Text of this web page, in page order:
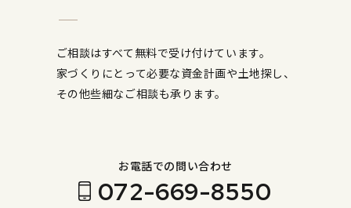
ご相談はすべて無料で受け付けています。
家づくりにとって必要な資金計画や土地探し、
その他些細なご相談も承ります。
お電話での問い合わせ
072-669-8550